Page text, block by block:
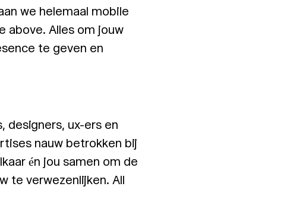
we helemaal mobile
above. Alles om jouw
te geven en
designers, ux-ers en
nauw betrokken bij
én jou samen om de
te verwezenlijken. All